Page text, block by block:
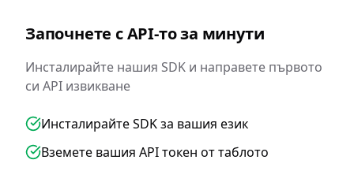
Започнете с API-то за минути
Инсталирайте нашия SDK и направете първото
си API извикване
Инсталирайте SDK за вашия език
Вземете вашия API токен от таблото